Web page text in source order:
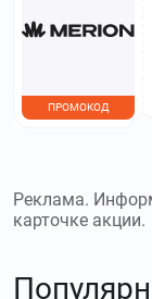
ПРОМОКОД
Реклама.
карточке акции.